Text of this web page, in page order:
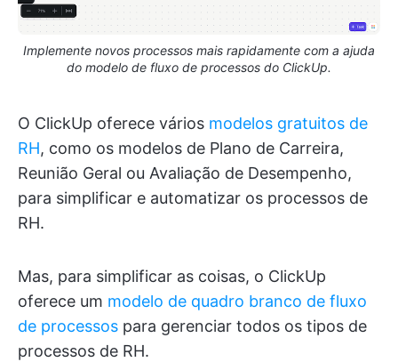
Implemente novos processos mais rapidamente com a ajuda
do modelo de fluxo de processos do ClickUp.
O ClickUp oferece vários modelos gratuitos de
RH, como os modelos de Plano de Carreira,
Reunião Geral ou Avaliação de Desempenho,
para simplificar e automatizar os processos de
RH.
Mas, para simplificar as coisas, o ClickUp
oferece um modelo de quadro branco de fluxo
de processos para gerenciar todos os tipos de
processos de RH.